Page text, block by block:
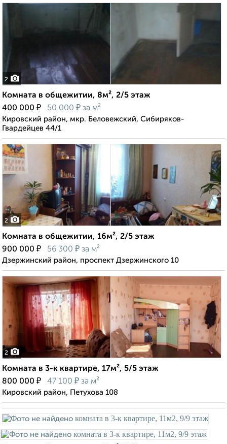
2
Комната в общежитии, 8м², 2/5 этаж
400 000 ₽ 50 000 ₽ за м²
Кировский район, мкр. Беловежский, Сибиряков-
Гвардейцев 44/1
2
Комната в общежитии, 16м², 2/5 этаж
900 000 ₽ 56 300 ₽ за м²
Дзержинский район, проспект Дзержинского 10
2
Комната в 3-к квартире, 17м², 5/5 этаж
800 000 ₽ 47 100 ₽ за м²
Кировский район, Петухова 108